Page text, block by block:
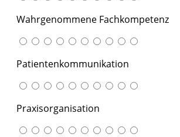
Wahrgenommene Fachkompetenz
Patientenkommunikation
Praxisorganisation